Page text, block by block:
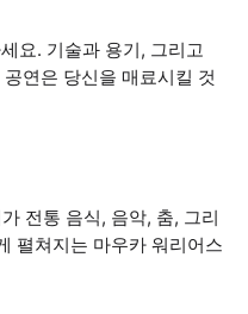
요. 기술과 용기, 그리고
연은 당신을 매료시킬 것
전통 음식, 음악, 춤, 그리
펼쳐지는 마우카 워리어스